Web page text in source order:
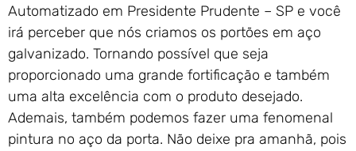
Automatizado em Presidente Prudente – SP e você
irá perceber que nós criamos os portões em aço
galvanizado. Tornando possível que seja
proporcionado uma grande fortificação e também
uma alta excelência com o produto desejado.
Ademais, também podemos fazer uma fenomenal
pintura no aço da porta. Não deixe pra amanhã, pois